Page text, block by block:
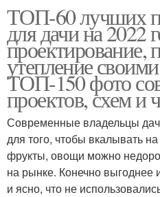
ТОП-60 лучших
для дачи на 2022
проектирование,
утепление
ТОП-150 фото
проектов, схем и
Современные владельцы
для того, чтобы вкалывать
фрукты, овощи можно
на рынке. Конечно выгоднее
и ясно, что не